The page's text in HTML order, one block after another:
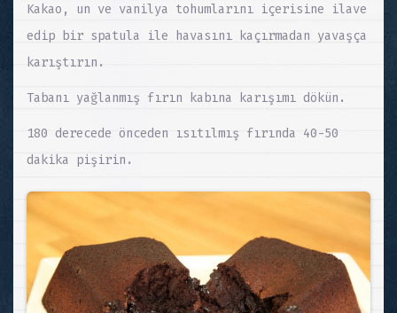
Kakao, un ve vanilya tohumlarını içerisine ilave
edip bir spatula ile havasını kaçırmadan yavaşça
karıştırın.
Tabanı yağlanmış fırın kabına karışımı dökün.
180 derecede önceden ısıtılmış fırında 40-50
dakika pişirin.